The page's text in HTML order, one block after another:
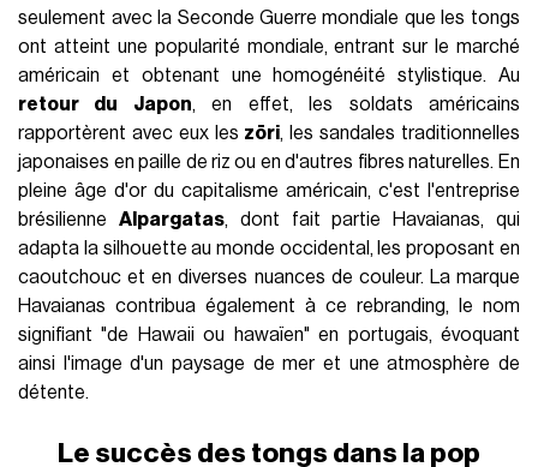
seulement avec la Seconde Guerre mondiale que les tongs
ont atteint une popularité mondiale, entrant sur le marché
américain et obtenant une homogénéité stylistique. Au
retour du Japon, en effet, les soldats américains
rapportèrent avec eux les zōri, les sandales traditionnelles
japonaises en paille de riz ou en d'autres fibres naturelles. En
pleine âge d'or du capitalisme américain, c'est l'entreprise
brésilienne Alpargatas, dont fait partie Havaianas, qui
adapta la silhouette au monde occidental, les proposant en
caoutchouc et en diverses nuances de couleur. La marque
Havaianas contribua également à ce rebranding, le nom
signifiant "de Hawaii ou hawaïen" en portugais, évoquant
ainsi l'image d'un paysage de mer et une atmosphère de
détente.
Le succès des tongs dans la pop